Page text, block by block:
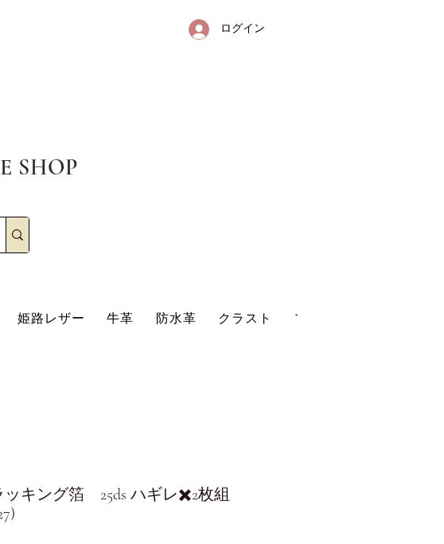
ログイン
SHOP
姫路レザー 牛革 防水革 クラスト プリントレザー
ッキング箔 25ds ハギレ✖️2枚組